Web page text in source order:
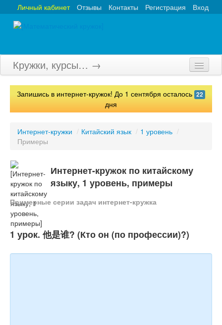
Вход
Регистрация
Контакты
Отзывы
Личный кабинет
Кружки, курсы… →
Главная
Олимпиады
Турниры
Конкурсы
Вебинары
Тесты
Книги
Запишись в интернет-кружок! До 1 сентября осталось 22
дня
Интернет-кружки / Китайский язык / 1 уровень /
Примеры
Интернет-кружок по китайскому
языку, 1 уровень, примеры
Примерные серии задач интернет-кружка
1 урок. 他是谁? (Кто он (по профессии)?)